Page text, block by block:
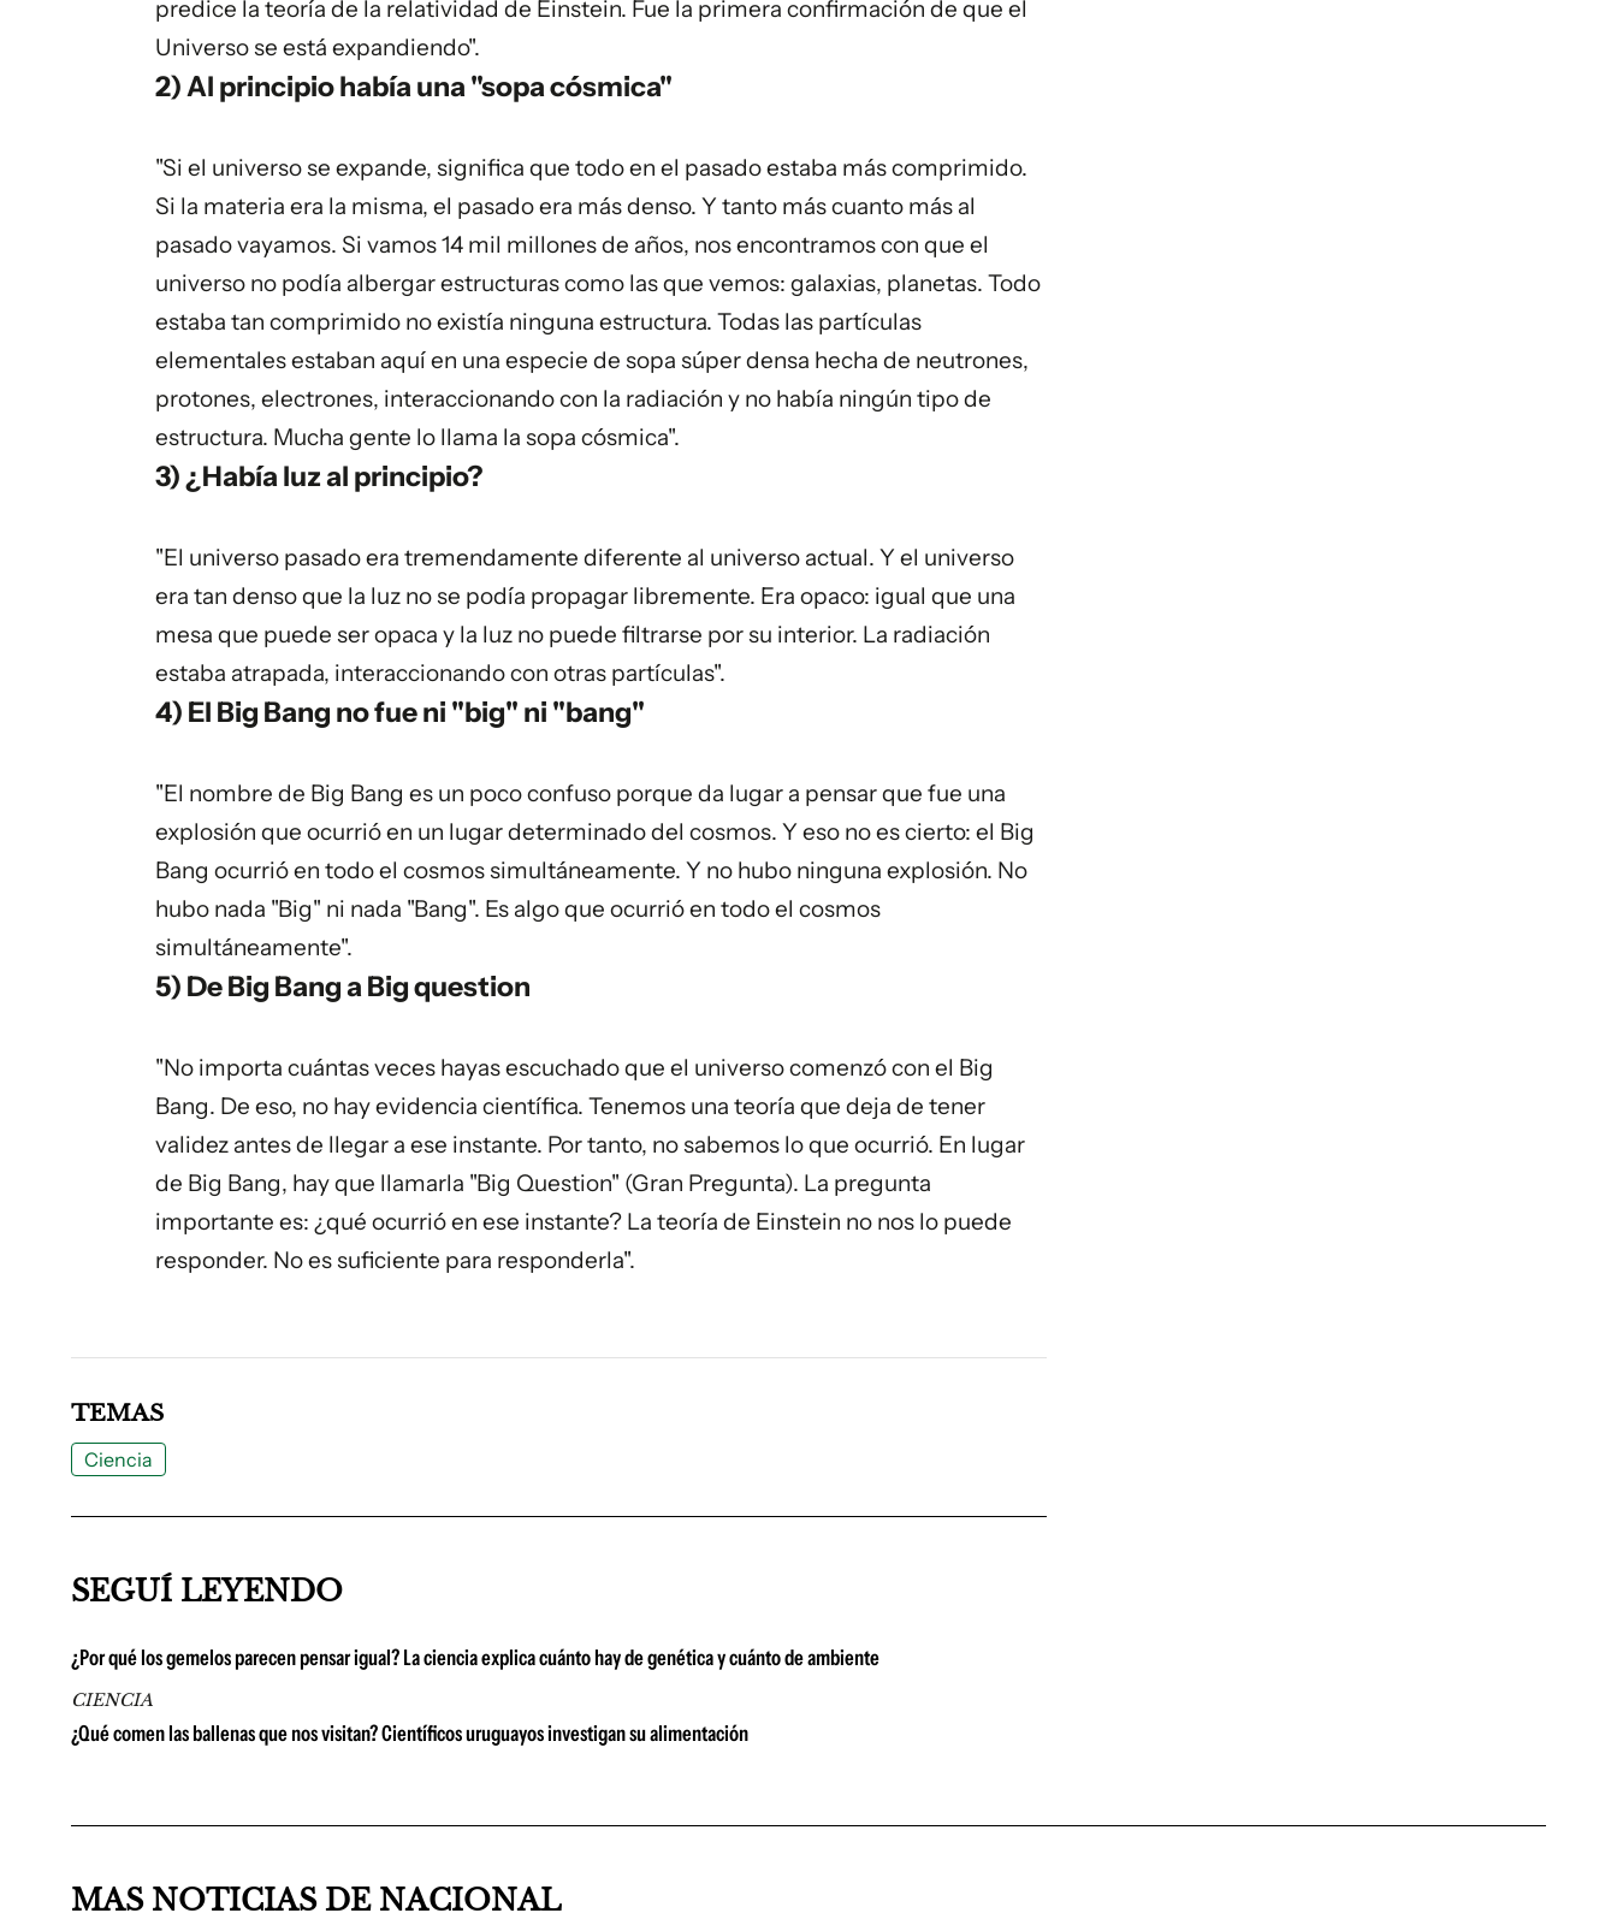
predice la teoría de la relatividad de Einstein. Fue la primera confirmación de que el
Universo se está expandiendo".
2) Al principio había una "sopa cósmica"
"Si el universo se expande, significa que todo en el pasado estaba más comprimido.
Si la materia era la misma, el pasado era más denso. Y tanto más cuanto más al
pasado vayamos. Si vamos 14 mil millones de años, nos encontramos con que el
universo no podía albergar estructuras como las que vemos: galaxias, planetas. Todo
estaba tan comprimido no existía ninguna estructura. Todas las partículas
elementales estaban aquí en una especie de sopa súper densa hecha de neutrones,
protones, electrones, interaccionando con la radiación y no había ningún tipo de
estructura. Mucha gente lo llama la sopa cósmica".
3) ¿Había luz al principio?
"El universo pasado era tremendamente diferente al universo actual. Y el universo
era tan denso que la luz no se podía propagar libremente. Era opaco: igual que una
mesa que puede ser opaca y la luz no puede filtrarse por su interior. La radiación
estaba atrapada, interaccionando con otras partículas".
4) El Big Bang no fue ni "big" ni "bang"
"El nombre de Big Bang es un poco confuso porque da lugar a pensar que fue una
explosión que ocurrió en un lugar determinado del cosmos. Y eso no es cierto: el Big
Bang ocurrió en todo el cosmos simultáneamente. Y no hubo ninguna explosión. No
hubo nada "Big" ni nada "Bang". Es algo que ocurrió en todo el cosmos
simultáneamente".
5) De Big Bang a Big question
"No importa cuántas veces hayas escuchado que el universo comenzó con el Big
Bang. De eso, no hay evidencia científica. Tenemos una teoría que deja de tener
validez antes de llegar a ese instante. Por tanto, no sabemos lo que ocurrió. En lugar
de Big Bang, hay que llamarla "Big Question" (Gran Pregunta). La pregunta
importante es: ¿qué ocurrió en ese instante? La teoría de Einstein no nos lo puede
responder. No es suficiente para responderla".
TEMAS
Ciencia
SEGUÍ LEYENDO
¿Por qué los gemelos parecen pensar igual? La ciencia explica cuánto hay de genética y cuánto de ambiente
CIENCIA
¿Qué comen las ballenas que nos visitan? Científicos uruguayos investigan su alimentación
MAS NOTICIAS DE NACIONAL